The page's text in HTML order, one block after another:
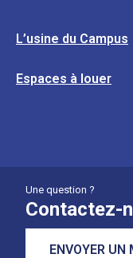
L’usine du Campus
Espaces à louer
Une question ?
Contactez-
ENVOYER UN